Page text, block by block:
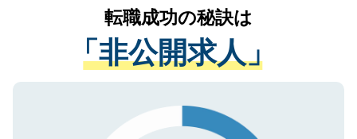
は、個人情報の取り扱いについての厳密な
管理基準を満たした事業者のみに付与され
る、プライバシーマークを取得済みです。
で、機密保持に関してもご安心ください。
かがいして、現在の医療機関の状況や紹介
経験をまじえながら、適切なアドバイスを
させていただきます。すぐにご転職をされ
ない方には、長期的なサポートが可能です
ので、まずはご登録ください。
転職成功の秘訣は
「非公開求人」